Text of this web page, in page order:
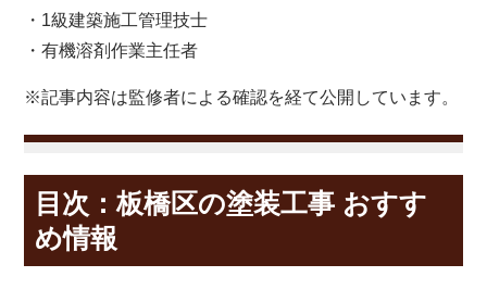
・1級建築施工管理技士
・有機溶剤作業主任者
※記事内容は監修者による確認を経て公開しています。
目次：板橋区の塗装工事 おすす
め情報